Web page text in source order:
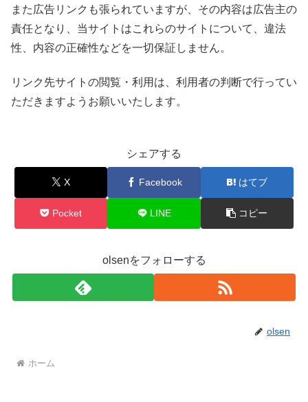
また広告リンクも張られていますが、その内容は広告主の
責任となり、当サイトはこれらのサイトについて、違法
性、内容の正確性などを一切保証しません。
リンク先サイトの閲覧・利用は、利用者の判断で行ってい
ただきますようお願いいたします。
シェアする
X Facebook はてブ
Pocket LINE コピー
olsenをフォローする
olsen
ホーム